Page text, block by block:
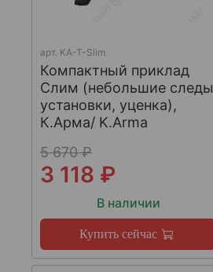
арт. KA-T-Slim
Компактный приклад
Слим (небольшие следы
установки, уценка),
К.Арма/ K.Arma
5 670 ₽
3 118 ₽
В наличии
Купить сейчас